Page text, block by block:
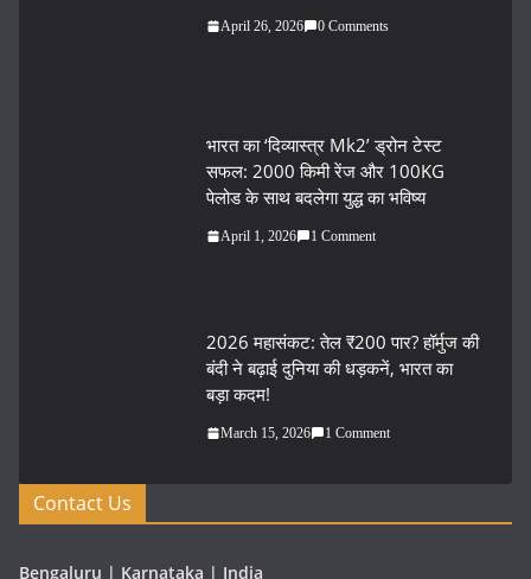
April 26, 2026 0 Comments
भारत का ‘दिव्यास्त्र Mk2’ ड्रोन टेस्ट
सफल: 2000 किमी रेंज और 100KG
पेलोड के साथ बदलेगा युद्ध का भविष्य
April 1, 2026 1 Comment
2026 महासंकट: तेल ₹200 पार? हॉर्मुज की
बंदी ने बढ़ाई दुनिया की धड़कनें, भारत का
बड़ा कदम!
March 15, 2026 1 Comment
Contact Us
Bengaluru | Karnataka | India